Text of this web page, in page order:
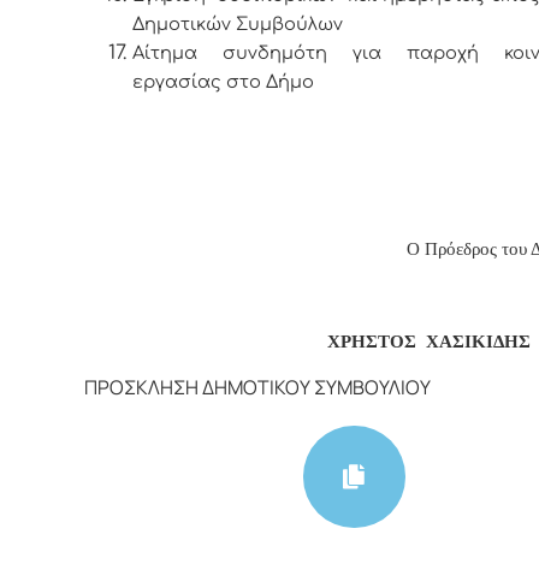
Δημοτικών Συμβούλων
Αίτημα συνδημότη για παροχή
εργασίας στο Δήμο
Ο Πρόεδρος του
ΧΡΗΣΤΟΣ ΧΑΣΙΚΙΔΗΣ
ΠΡΟΣΚΛΗΣΗ ΔΗΜΟΤΙΚΟΥ ΣΥΜΒΟΥΛΙΟΥ